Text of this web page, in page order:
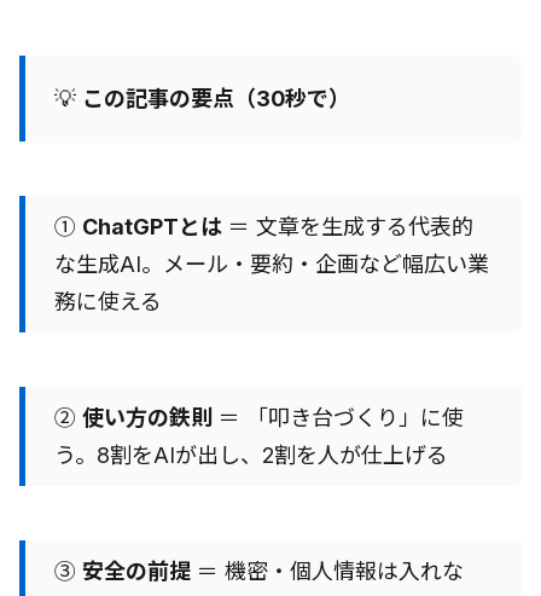
💡 この記事の要点（30秒で）
① ChatGPTとは ＝ 文章を生成する代表的
な生成AI。メール・要約・企画など幅広い業
務に使える
② 使い方の鉄則 ＝ 「叩き台づくり」に使
う。8割をAIが出し、2割を人が仕上げる
③ 安全の前提 ＝ 機密・個人情報は入れな